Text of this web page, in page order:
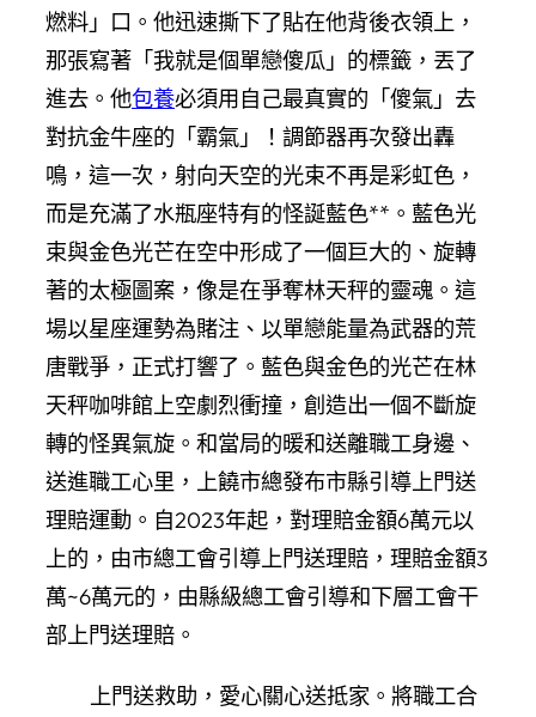
燃料」口。他迅速撕下了貼在他背後衣領上，
那張寫著「我就是個單戀傻瓜」的標籤，丟了
進去。他包養必須用自己最真實的「傻氣」去
對抗金牛座的「霸氣」！調節器再次發出轟
鳴，這一次，射向天空的光束不再是彩虹色，
而是充滿了水瓶座特有的怪誕藍色**。藍色光
束與金色光芒在空中形成了一個巨大的、旋轉
著的太極圖案，像是在爭奪林天秤的靈魂。這
場以星座運勢為賭注、以單戀能量為武器的荒
唐戰爭，正式打響了。藍色與金色的光芒在林
天秤咖啡館上空劇烈衝撞，創造出一個不斷旋
轉的怪異氣旋。和當局的暖和送離職工身邊、
送進職工心里，上饒市總發布市縣引導上門送
理賠運動。自2023年起，對理賠金額6萬元以
上的，由市總工會引導上門送理賠，理賠金額3
萬~6萬元的，由縣級總工會引導和下層工會干
部上門送理賠。
上門送救助，愛心關心送抵家。將職工合